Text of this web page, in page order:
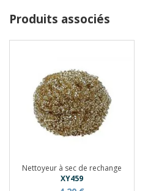
Produits associés
Nettoyeur à sec de rechange
XY459